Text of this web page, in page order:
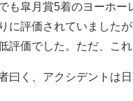
も皐月賞5着のヨーホ
に評価されていました
評価でした。ただ、こ
曰く、アクシデントは日